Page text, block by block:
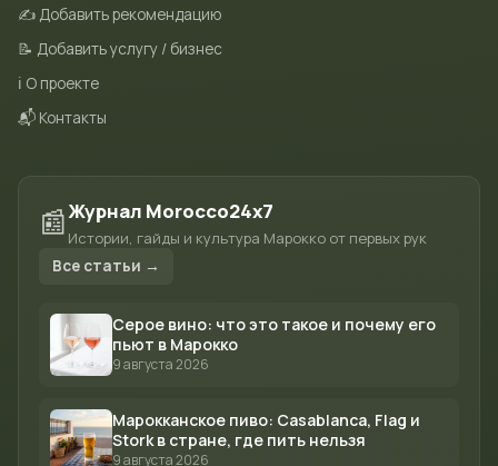
✍️ Добавить рекомендацию
📝 Добавить услугу / бизнес
ℹ️ О проекте
📬 Контакты
📰Журнал Morocco24x7
Истории, гайды и культура Марокко от первых рук
Все статьи →
Серое вино: что это такое и почему его
пьют в Марокко
9 августа 2026
Марокканское пиво: Casablanca, Flag и
Stork в стране, где пить нельзя
9 августа 2026